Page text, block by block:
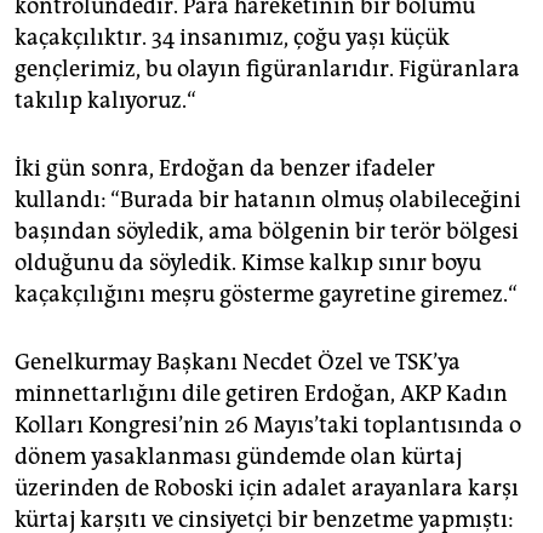
kontrolündedir. Para hareketinin bir bölümü
kaçakçılıktır. 34 insanımız, çoğu yaşı küçük
gençlerimiz, bu olayın figüranlarıdır. Figüranlara
takılıp kalıyoruz.“
İki gün sonra, Erdoğan da benzer ifadeler
kullandı: “Burada bir hatanın olmuş olabileceğini
başından söyledik, ama bölgenin bir terör bölgesi
olduğunu da söyledik. Kimse kalkıp sınır boyu
kaçakçılığını meşru gösterme gayretine giremez.“
Genelkurmay Başkanı Necdet Özel ve TSK’ya
minnettarlığını dile getiren Erdoğan, AKP Kadın
Kolları Kongresi’nin 26 Mayıs’taki toplantısında o
dönem yasaklanması gündemde olan kürtaj
üzerinden de Roboski için adalet arayanlara karşı
kürtaj karşıtı ve cinsiyetçi bir benzetme yapmıştı: